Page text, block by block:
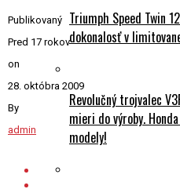
Triumph Speed Twin
dokonalosť v
Revolučný trojvalec
mieri do výroby.
modely!
Publikovaný
Pred 17 rokov
on
28. októbra 2009
By
admin